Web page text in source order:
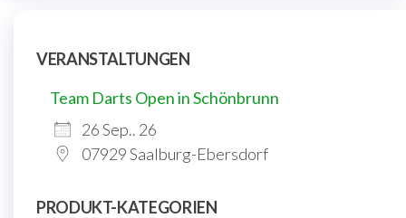
VERANSTALTUNGEN
Team Darts Open in Schönbrunn
26 Sep.. 26
07929 Saalburg-Ebersdorf
PRODUKT-KATEGORIEN